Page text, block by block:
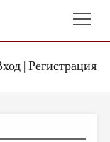
| Регистрация